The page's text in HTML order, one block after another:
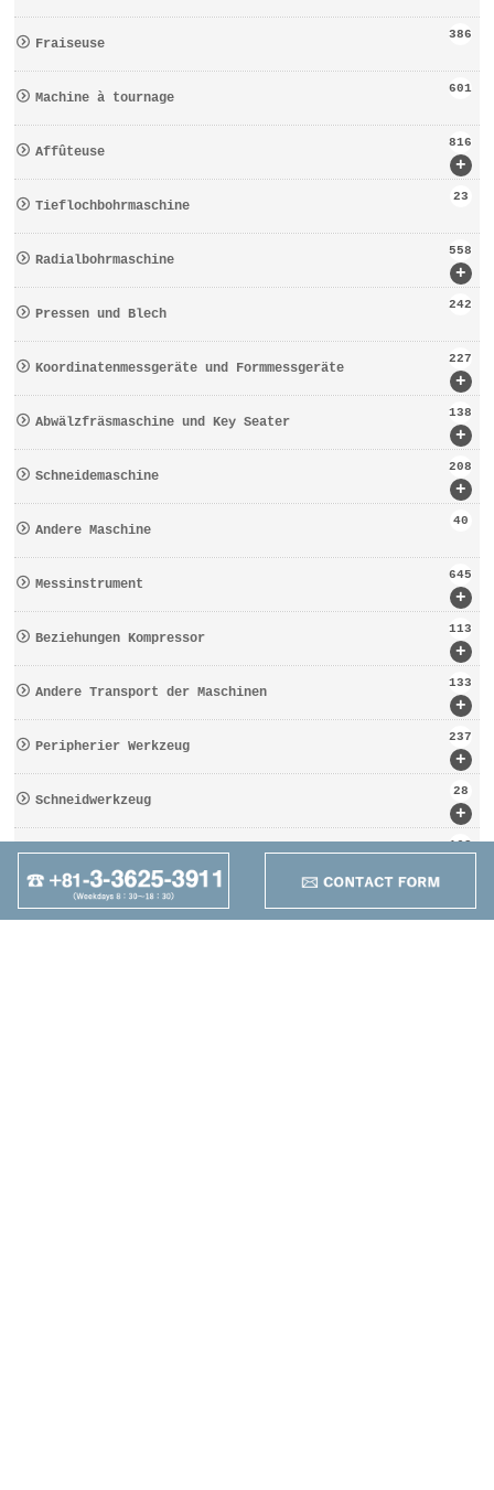
Fraiseuse
386
Machine à tournage
601
+
Affûteuse
816
Tieflochbohrmaschine
23
+
Radialbohrmaschine
558
Pressen und Blech
242
+
Koordinatenmessgeräte und Formmessgeräte
227
+
Abwälzfräsmaschine und Key Seater
138
+
Schneidemaschine
208
Andere Maschine
40
+
Messinstrument
645
+
Beziehungen Kompressor
113
+
Andere Transport der Maschinen
133
+
Peripherier Werkzeug
237
+
Schneidwerkzeug
28
Werkzeugbezogen
162
+
Anders